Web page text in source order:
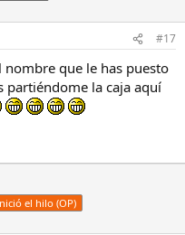
#17
nombre que le has puesto
partiéndome la caja aquí
el hilo (OP)